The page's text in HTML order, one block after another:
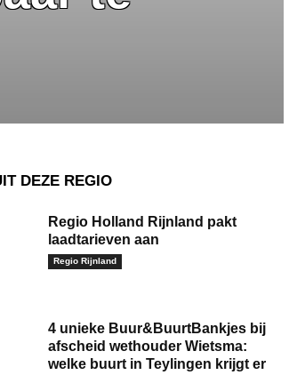
DEZE REGIO
Regio Holland Rijnland pakt
laadtarieven aan
Regio Rijnland
4 unieke Buur&BuurtBankjes bij
afscheid wethouder Wietsma:
welke buurt in Teylingen krijgt er